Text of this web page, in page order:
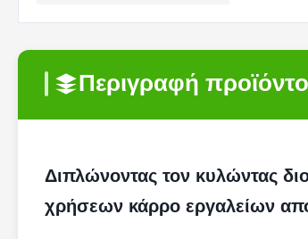
Περιγραφή
Διπλώνοντας τον κυλώντας
χρήσεων κάρρο εργαλείων